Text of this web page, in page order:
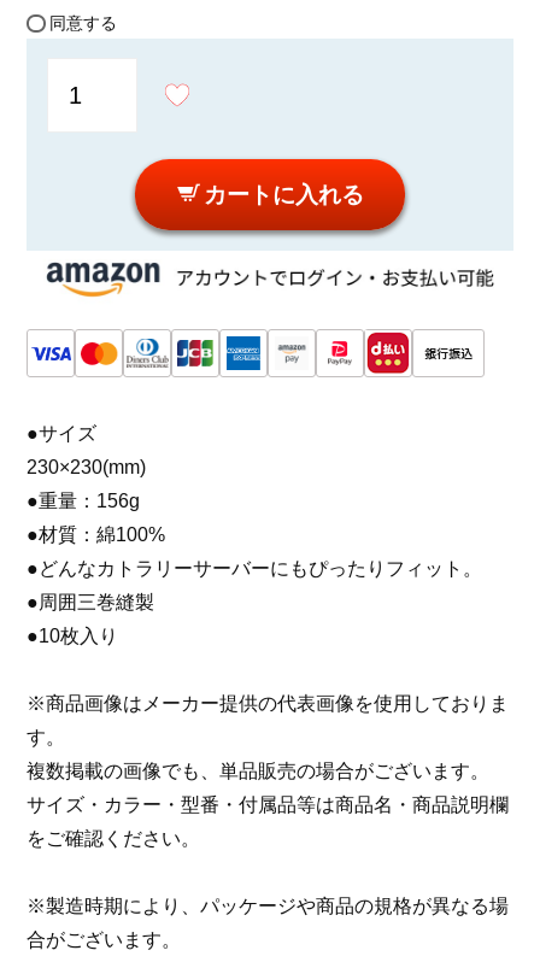
同意する
カートに入れる
●サイズ
230×230(mm)
●重量：156g
●材質：綿100%
●どんなカトラリーサーバーにもぴったりフィット。
●周囲三巻縫製
●10枚入り
※商品画像はメーカー提供の代表画像を使用しておりま
す。
複数掲載の画像でも、単品販売の場合がございます。
サイズ・カラー・型番・付属品等は商品名・商品説明欄
をご確認ください。
※製造時期により、パッケージや商品の規格が異なる場
合がございます。